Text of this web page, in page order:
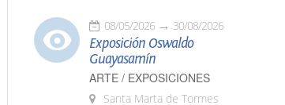
08/05/2026 30/08/2026
Exposición Oswaldo
Guayasamín
ARTE / EXPOSICIONES
Santa Marta de Tormes